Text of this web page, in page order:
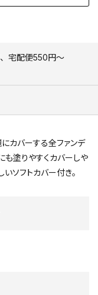
宅配便550円〜
カバーする全ファンデ
も塗りやすくカバーしや
ソフトカバー付き。